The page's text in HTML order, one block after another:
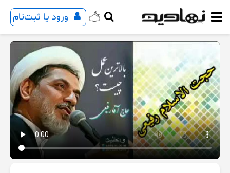
ورود یا ثبت‌نام